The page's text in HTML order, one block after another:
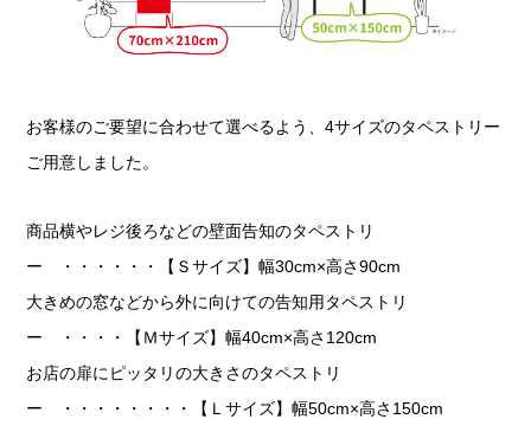
お客様のご要望に合わせて選べるよう、4サイズのタペストリー
ご用意しました。
商品横やレジ後ろなどの壁面告知のタペストリ
ー ・・・・・・【Ｓサイズ】幅30cm×高さ90cm
大きめの窓などから外に向けての告知用タペストリ
ー ・・・・【Ｍサイズ】幅40cm×高さ120cm
お店の扉にピッタリの大きさのタペストリ
ー ・・・・・・・・【Ｌサイズ】幅50cm×高さ150cm